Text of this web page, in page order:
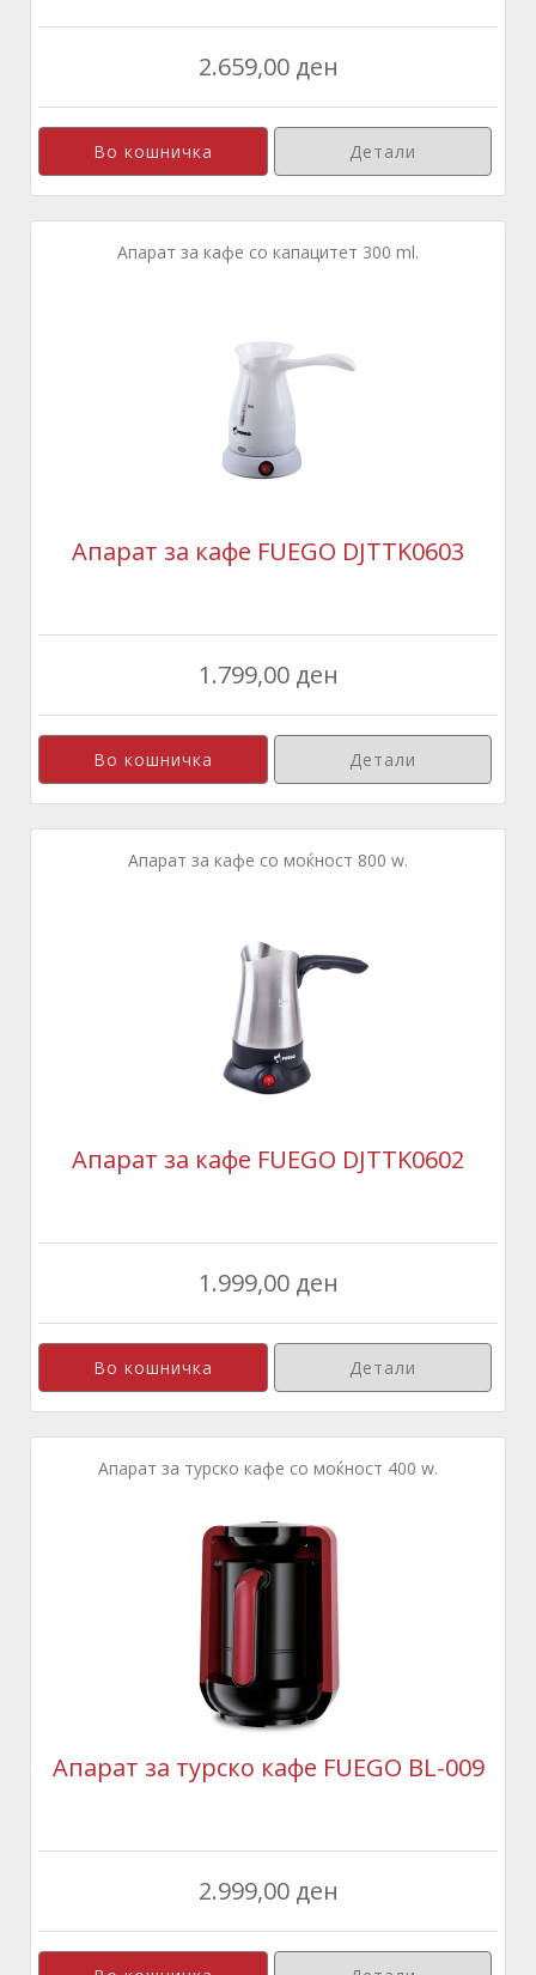
2.659,00 ден
Детали
Апарат за кафе со капацитет 300 ml.
Апарат за кафе FUEGO DJTTK0603
1.799,00 ден
Детали
Апарат за кафе со моќност 800 w.
Апарат за кафе FUEGO DJTTK0602
1.999,00 ден
Детали
Апарат за турско кафе со моќност 400 w.
Апарат за турско кафе FUEGO BL-009
2.999,00 ден